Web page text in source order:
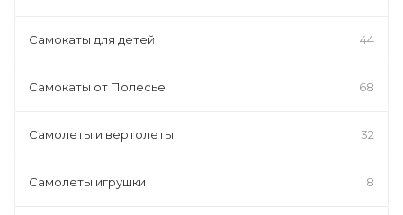
Самокаты для детей 44
Самокаты от Полесье 68
Самолеты и вертолеты 32
Самолеты игрушки 8